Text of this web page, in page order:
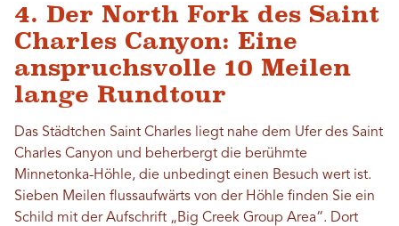
4. Der North Fork des Saint
Charles Canyon: Eine
anspruchsvolle 10 Meilen
lange Rundtour
Das Städtchen Saint Charles liegt nahe dem Ufer des Saint
Charles Canyon und beherbergt die berühmte
Minnetonka-Höhle, die unbedingt einen Besuch wert ist.
Sieben Meilen flussaufwärts von der Höhle finden Sie ein
Schild mit der Aufschrift „Big Creek Group Area“. Dort